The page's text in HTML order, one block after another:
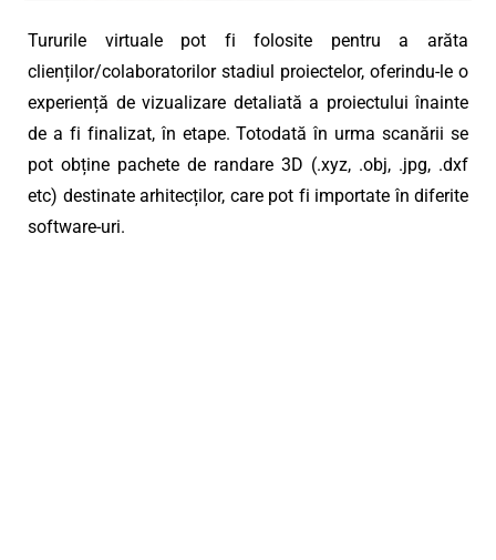
Tururile virtuale pot fi folosite pentru a arăta
clienților/colaboratorilor stadiul proiectelor, oferindu-le o
experiență de vizualizare detaliată a proiectului înainte
de a fi finalizat, în etape. Totodată în urma scanării se
pot obține pachete de randare 3D (.xyz, .obj, .jpg, .dxf
etc) destinate arhitecților, care pot fi importate în diferite
software-uri.